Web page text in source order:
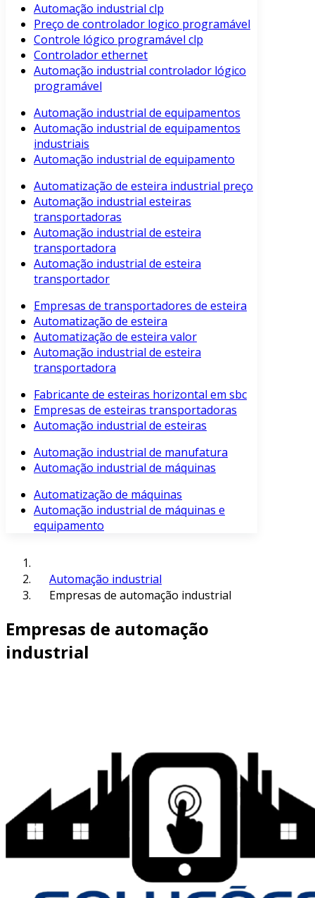
Automação industrial clp
Preço de controlador logico programável
Controle lógico programável clp
Controlador ethernet
Automação industrial controlador lógico
programável
Automação industrial de equipamentos
Automação industrial de equipamentos
industriais
Automação industrial de equipamento
Automatização de esteira industrial preço
Automação industrial esteiras
transportadoras
Automação industrial de esteira
transportadora
Automação industrial de esteira
transportador
Empresas de transportadores de esteira
Automatização de esteira
Automatização de esteira valor
Automação industrial de esteira
transportadora
Fabricante de esteiras horizontal em sbc
Empresas de esteiras transportadoras
Automação industrial de esteiras
Automação industrial de manufatura
Automação industrial de máquinas
Automatização de máquinas
Automação industrial de máquinas e
equipamento
Automação industrial
Empresas de automação industrial
Empresas de automação
industrial